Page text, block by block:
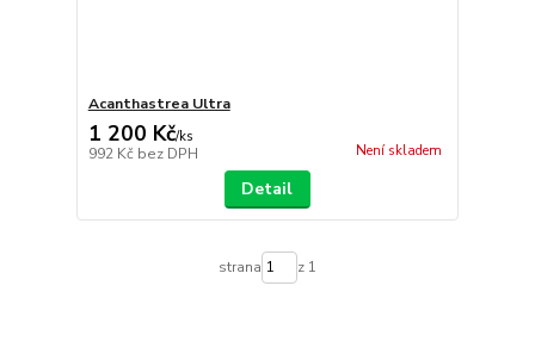
Acanthastrea Ultra
1 200 Kč/ks
992 Kč bez DPH Není skladem
Detail
strana z 1